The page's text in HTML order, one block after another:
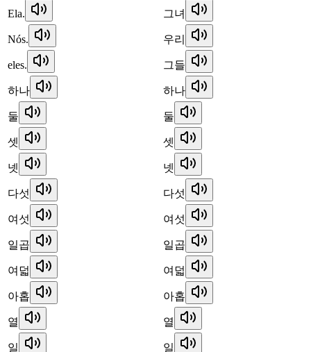
Ela. 그녀
Nós. 우리
eles. 그들
하나 하나
둘 둘
셋 셋
넷 넷
다섯 다섯
여섯 여섯
일곱 일곱
여덟 여덟
아홉 아홉
열 열
일 일